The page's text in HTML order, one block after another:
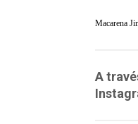
Macarena
A